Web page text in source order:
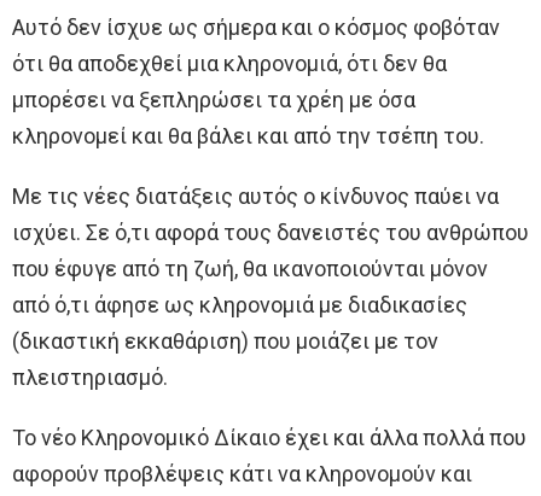
Αυτό δεν ίσχυε ως σήμερα και ο κόσμος φοβόταν
ότι θα αποδεχθεί μια κληρονομιά, ότι δεν θα
μπορέσει να ξεπληρώσει τα χρέη με όσα
κληρονομεί και θα βάλει και από την τσέπη του.
Με τις νέες διατάξεις αυτός ο κίνδυνος παύει να
ισχύει. Σε ό,τι αφορά τους δανειστές του ανθρώπου
που έφυγε από τη ζωή, θα ικανοποιούνται μόνον
από ό,τι άφησε ως κληρονομιά με διαδικασίες
(δικαστική εκκαθάριση) που μοιάζει με τον
πλειστηριασμό.
Το νέο Κληρονομικό Δίκαιο έχει και άλλα πολλά που
αφορούν προβλέψεις κάτι να κληρονομούν και